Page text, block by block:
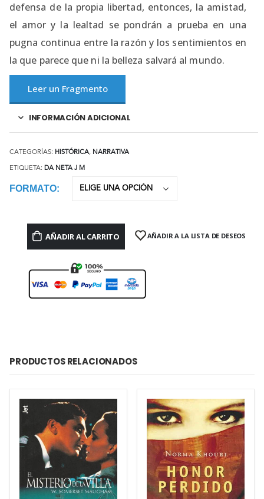
defensa de la propia libertad, entonces, la amistad,
el amor y la lealtad se pondrán a prueba en una
pugna continua entre la razón y los sentimientos en
la que parece que ni la belleza salvará al mundo.
Leer un Fragmento
INFORMACIÓN ADICIONAL
CATEGORÍAS: HISTÓRICA, NARRATIVA
ETIQUETA: DA NETA J M
FORMATO
AÑADIR AL CARRITO AÑADIR A LA LISTA DE DESEOS
PRODUCTOS RELACIONADOS